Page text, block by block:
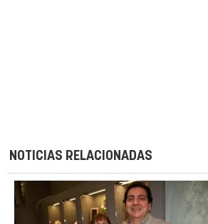
NOTICIAS RELACIONADAS